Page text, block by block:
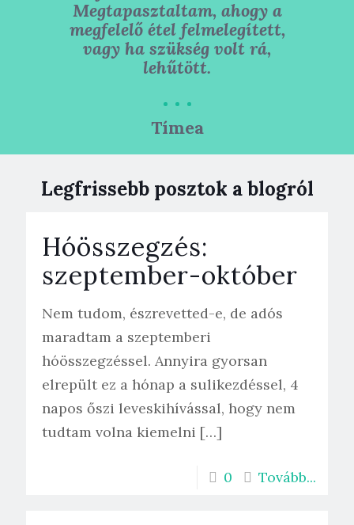
Megtapasztaltam, ahogy a
megfelelő étel felmelegített,
vagy ha szükség volt rá,
lehűtött.
Tímea
Legfrissebb posztok a blogról
Hóösszegzés:
szeptember-október
Nem tudom, észrevetted-e, de adós
maradtam a szeptemberi
hóösszegzéssel. Annyira gyorsan
elrepült ez a hónap a sulikezdéssel, 4
napos őszi leveskihívással, hogy nem
tudtam volna kiemelni […]
0 Tovább...